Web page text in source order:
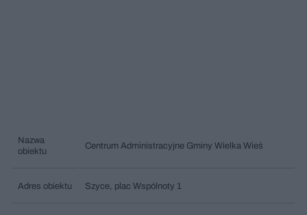
Nazwa
obiektu
Centrum Administracyjne Gminy Wielka Wieś
Adres obiektu Szyce, plac Wspólnoty 1